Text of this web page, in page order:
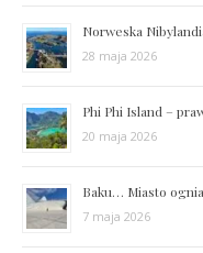
Norweska
28 maja 2026
Phi Phi Island –
20 maja 2026
Baku… Miasto
7 maja 2026